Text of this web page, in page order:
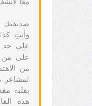
صديقتك
وأنتِ
على حد
على من
من
لمشاعر
بقلبه
هذه